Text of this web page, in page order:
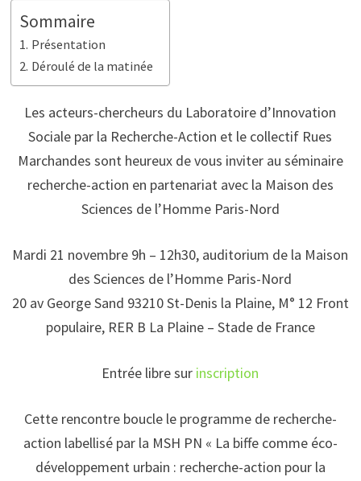
Sommaire
Présentation
Déroulé de la matinée
Les acteurs-chercheurs du Laboratoire d’Innovation
Sociale par la Recherche-Action et le collectif Rues
Marchandes sont heureux de vous inviter au séminaire
recherche-action en partenariat avec la Maison des
Sciences de l’Homme Paris-Nord
Mardi 21 novembre 9h – 12h30, auditorium de la Maison
des Sciences de l’Homme Paris-Nord
20 av George Sand 93210 St-Denis la Plaine, M° 12 Front
populaire, RER B La Plaine – Stade de France
Entrée libre sur inscription
Cette rencontre boucle le programme de recherche-
action labellisé par la MSH PN « La biffe comme éco-
développement urbain : recherche-action pour la